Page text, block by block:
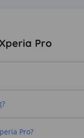
Pro
Pro?